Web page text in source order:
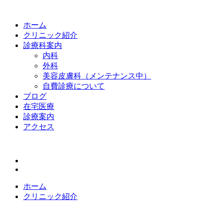
ホーム
クリニック紹介
診療科案内
内科
外科
美容皮膚科（メンテナンス中）
自費診療について
ブログ
在宅医療
診療案内
アクセス
ホーム
クリニック紹介